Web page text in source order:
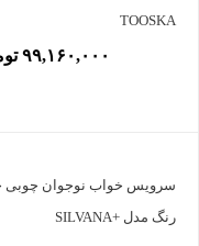
TOOSKA
۹۹,۱۶۰,۰۰۰ تومان
سرویس خواب نوجوان چوبی
رنگ مدل +SILVANA